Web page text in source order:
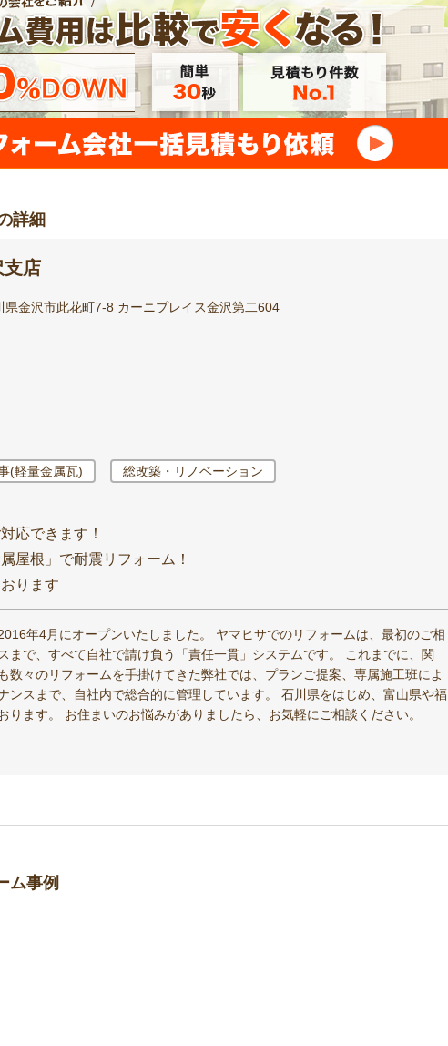
詳細
店
県金沢市此花町7-8 カーニプレイス金沢第二604
(軽量金属瓦) 総改築・リノベーション
応できます！
屋根」で耐震リフォーム！
ります
年4月にオープンいたしました。 ヤマヒサでのリフォームは、最初のご相
まで、すべて自社で請け負う「責任一貫」システムです。 これまでに、関
数々のリフォームを手掛けてきた弊社では、プランご提案、専属施工班によ
ンスまで、自社内で総合的に管理しています。 石川県をはじめ、富山県や福
ります。 お住まいのお悩みがありましたら、お気軽にご相談ください。
ム事例